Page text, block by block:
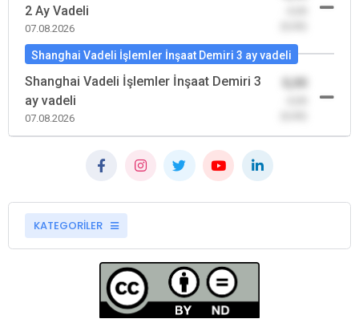
2 Ay Vadeli
07.08.2026
Shanghai Vadeli İşlemler İnşaat Demiri 3 ay vadeli
Shanghai Vadeli İşlemler İnşaat Demiri 3
ay vadeli
07.08.2026
KATEGORİLER